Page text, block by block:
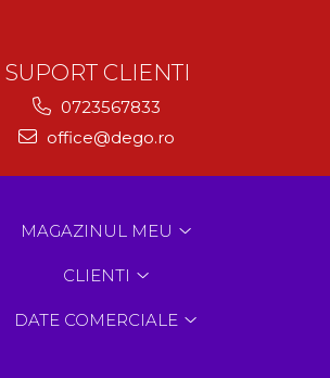
SUPORT CLIENTI
0723567833
office@dego.ro
MAGAZINUL MEU
CLIENTI
DATE COMERCIALE